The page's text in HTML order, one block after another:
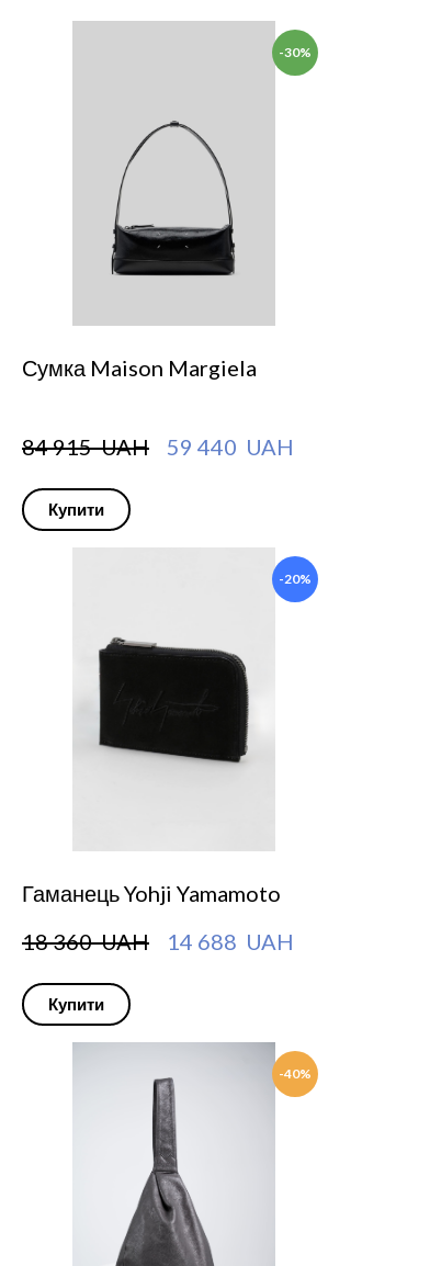
-30%
Сумка Maison Margiela
84 915  UAH 59 440  UAH
Купити
-20%
Гаманець Yohji Yamamoto
18 360  UAH
14 688  UAH
Купити
-40%